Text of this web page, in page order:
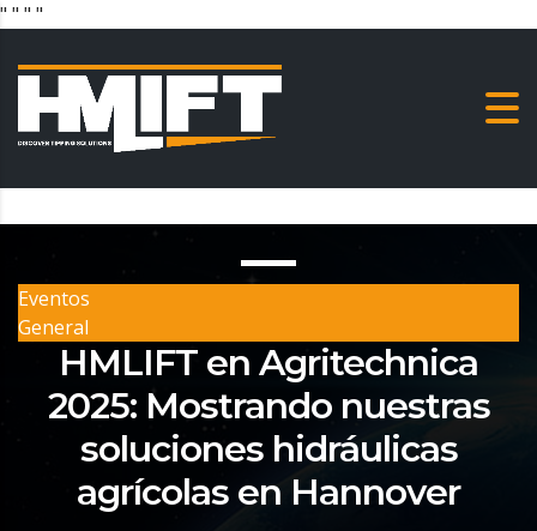
" " " "
Eventos
General
HMLIFT en Agritechnica
2025: Mostrando nuestras
soluciones hidráulicas
agrícolas en Hannover